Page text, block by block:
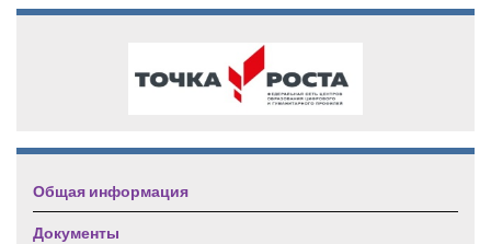
Общая информация
Документы